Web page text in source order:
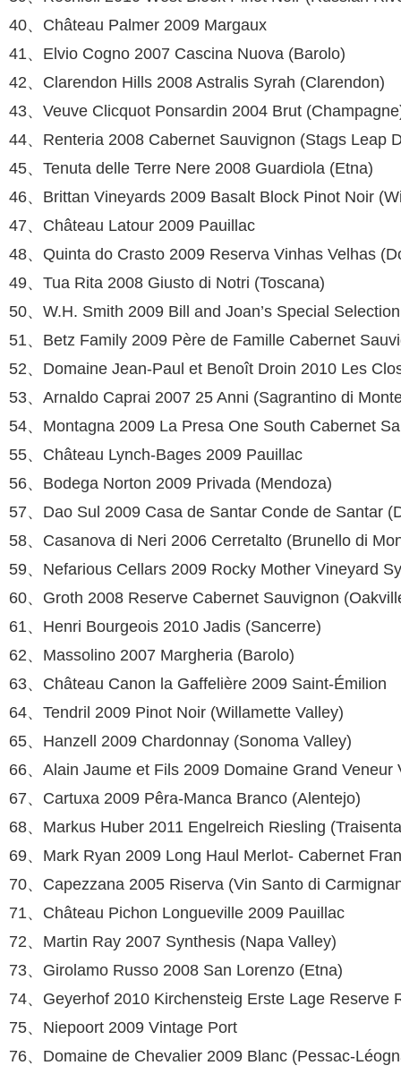
40、Château Palmer 2009 Margaux
41、Elvio Cogno 2007 Cascina Nuova (Baro­lo)
42、Clarendon Hills 2008 Astralis Syrah (Clarendon)
43、Veuve Clicquot Ponsardin 2004 Brut
44、Renteria 2008 Cabernet Sauvignon (Stags Leap
45、Tenuta delle Terre Nere 2008 Guardiola (Etna)
46、Brittan Vineyards 2009 Basalt Block Pi­not Noir
47、Château Latour 2009 Pauillac
48、Quinta do Crasto 2009 Reserva Vinhas Velhas
49、Tua Rita 2008 Giusto di Notri (Toscana)
50、W.H. Smith 2009 Bill and Joan’s Special
51、Betz Family 2009 Père de Famille Caber­net
52、Domaine Jean-Paul et Benoît Droin 2010 Les
53、Arnaldo Caprai 2007 25 Anni (Sagranti­no di
54、Montagna 2009 La Presa One South Cab­ernet
55、Château Lynch-Bages 2009 Pauillac
56、Bodega Norton 2009 Privada (Mendoza)
57、Dao Sul 2009 Casa de Santar Conde de Santar
58、Casanova di Neri 2006 Cerretalto (Brunello di
59、Nefarious Cellars 2009 Rocky Mother Vineyard
60、Groth 2008 Reserve Cabernet Sauvignon
61、Henri Bourgeois 2010 Jadis (Sancerre)
62、Massolino 2007 Margheria (Barolo)
63、Château Canon la Gaffelière 2009 Saint-Émilion
64、Tendril 2009 Pinot Noir (Willamette Val­ley)
65、Hanzell 2009 Chardonnay (Sonoma Val­ley)
66、Alain Jaume et Fils 2009 Domaine Grand
67、Cartuxa 2009 Pêra-Manca Branco (Alen­tejo)
68、Markus Huber 2011 Engelreich Riesling
69、Mark Ryan 2009 Long Haul Merlot- Cabernet
70、Capezzana 2005 Riserva (Vin Santo di
71、Château Pichon Longueville 2009 Pauil­lac
72、Martin Ray 2007 Synthesis (Napa Valley)
73、Girolamo Russo 2008 San Lorenzo (Etna)
74、Geyerhof 2010 Kirchensteig Erste Lage Reserve
75、Niepoort 2009 Vintage Port
76、Domaine de Chevalier 2009 Blanc (Pes­sac-